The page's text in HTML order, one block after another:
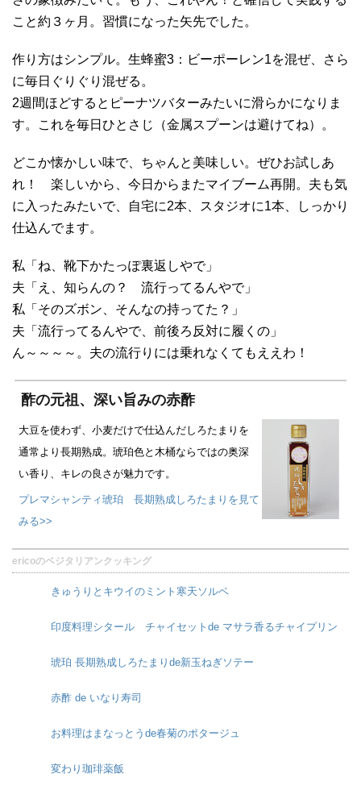
こと約３ヶ月。習慣になった矢先でした。
作り方はシンプル。生蜂蜜3：ビーポーレン1を混ぜ、さら
に毎日ぐりぐり混ぜる。
2週間ほどするとピーナツバターみたいに滑らかになりま
す。これを毎日ひとさじ（金属スプーンは避けてね）。
どこか懐かしい味で、ちゃんと美味しい。ぜひお試しあ
れ！ 楽しいから、今日からまたマイブーム再開。夫も気
に入ったみたいで、自宅に2本、スタジオに1本、しっかり
仕込んでます。
私「ね、靴下かたっぽ裏返しやで」
夫「え、知らんの？ 流行ってるんやで」
私「そのズボン、そんなの持ってた？」
夫「流行ってるんやで、前後ろ反対に履くの」
ん～～～～。夫の流行りには乗れなくてもええわ！
酢の元祖、深い旨みの赤酢
大豆を使わず、小麦だけで仕込んだしろたまりを
通常より長期熟成。琥珀色と木桶ならではの奥深
い香り、キレの良さが魅力です。
プレマシャンティ琥珀 長期熟成しろたまりを見て
みる>>
ericoのベジタリアンクッキング
きゅうりとキウイのミント寒天ソルベ
印度料理シタール チャイセットde マサラ香るチャイプリン
琥珀 長期熟成しろたまりde新玉ねぎソテー
赤酢 de いなり寿司
お料理はまなっとうde春菊のポタージュ
変わり珈琲薬飯